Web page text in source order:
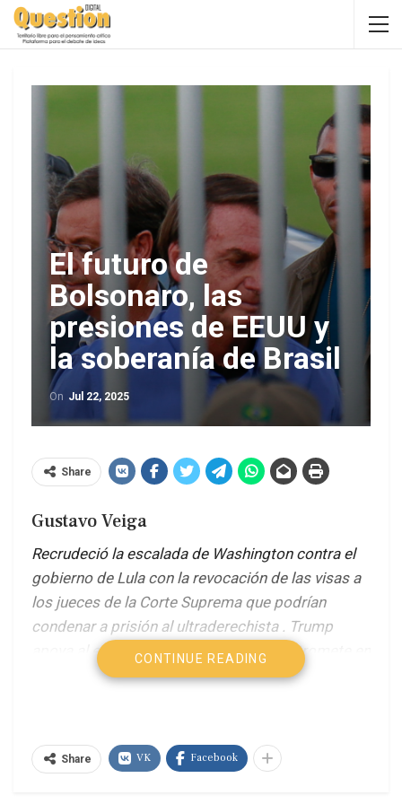
El futuro de
Bolsonaro, las
presiones de EEUU y
la soberanía de Brasil
On Jul 22, 2025
Share
Gustavo Veiga
Recrudeció la escalada de Washington contra el
gobierno de Lula con la revocación de las visas a
los jueces de la Corte Suprema que podrían
condenar a prisión al ultraderechista . Trump
apoya al expresidente brasileño y se entromete en
una decisión soberana de uno de los tres
propio país.
CONTINUE READING
Share VK Facebook